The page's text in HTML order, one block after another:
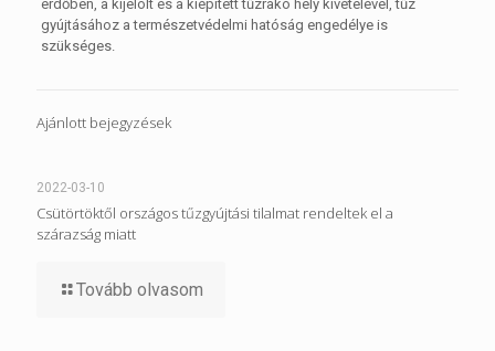
erdőben, a kijelölt és a kiépített tűzrakó hely kivételével, tűz
gyújtásához a természetvédelmi hatóság engedélye is
szükséges.
Ajánlott bejegyzések
2022-03-10
Csütörtöktől országos tűzgyújtási tilalmat rendeltek el a
szárazság miatt
Tovább olvasom